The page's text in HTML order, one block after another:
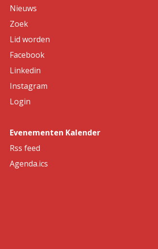
Nieuws
Zoek
Lid worden
Facebook
Linkedin
Instagram
Login
Evenementen Kalender
Rss feed
Agenda.ics